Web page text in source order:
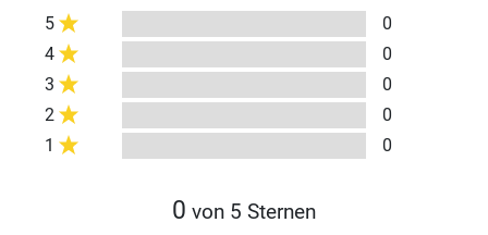
5
0
4
0
3
0
2
0
1
0
0 von 5 Sternen